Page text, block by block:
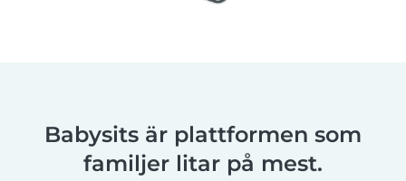
Babysits är plattformen som
familjer litar på mest.